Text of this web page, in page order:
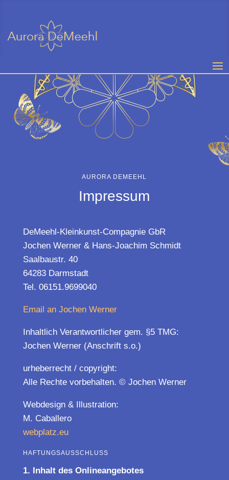
AURORA DEMEEHL
Impressum
DeMeehl-Kleinkunst-Compagnie GbR
Jochen Werner & Hans-Joachim Schmidt
Saalbaustr. 40
64283 Darmstadt
Tel. 06151.9699040
Email an Jochen Werner
Inhaltlich Verantwortlicher gem. §5 TMG:
Jochen Werner (Anschrift s.o.)
urheberrecht / copyright:
Alle Rechte vorbehalten. © Jochen Werner
Webdesign & Illustration:
M. Caballero
webplatz.eu
HAFTUNGSAUSSCHLUSS
1. Inhalt des Onlineangebotes